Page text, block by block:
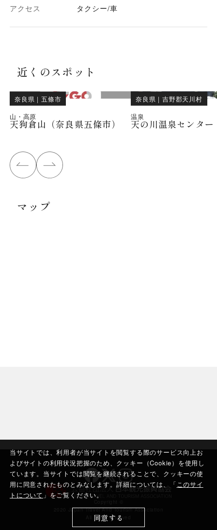
当サイトでは、利用者が当サイトを閲覧する際のサービス向上お
よびサイトの利用状況把握のため、クッキー（Cookie）を使用し
ています。当サイトでは閲覧を継続されることで、クッキーの使
用に同意されたものとみなします。詳細については、「このサイ
トについて 」をご覧ください。
同意する
アクセス タクシー/車
近くのスポット
奈良県 ｜五條市
山・高原
天狗倉山（奈良県五條市）
奈良県 ｜吉野郡天川村
温泉
天の川温泉センター
マップ
2020 Japan Travel And Tourism Association
All rights reserved